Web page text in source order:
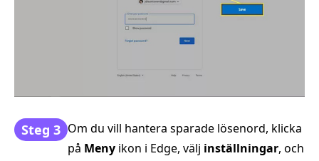
Steg 3 Om du vill hantera sparade lösenord, klicka
på Meny ikon i Edge, välj inställningar, och